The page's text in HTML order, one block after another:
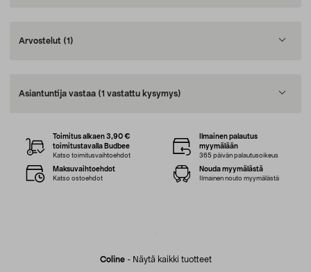
Arvostelut (1)
Asiantuntija vastaa (1 vastattu kysymys)
Coline- Näytä kaikki tuotteet
Toimitus alkaen 3,90 €
toimitustavalla Budbee
Katso toimitusvaihtoehdot
Ilmainen palautus
myymälään
365 päivän palautusoikeus
Maksuvaihtoehdot
Katso ostoehdot
Nouda myymälästä
Ilmainen nouto myymälästä